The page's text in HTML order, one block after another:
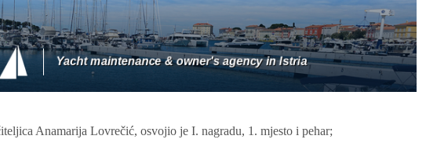
Anamarija Lovrečić, osvojio je I. nagradu, 1. mjesto i pehar;